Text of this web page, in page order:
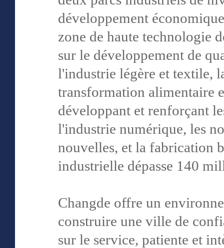
développement
zone de haute technologie
sur le développement de
l'industrie légère et textile,
transformation alimentaire
développant et renforçant
l'industrie numérique, les
nouvelles, et la fabrication
industrielle dépasse 140
Changde offre un
construire une ville de
sur le service, patiente et